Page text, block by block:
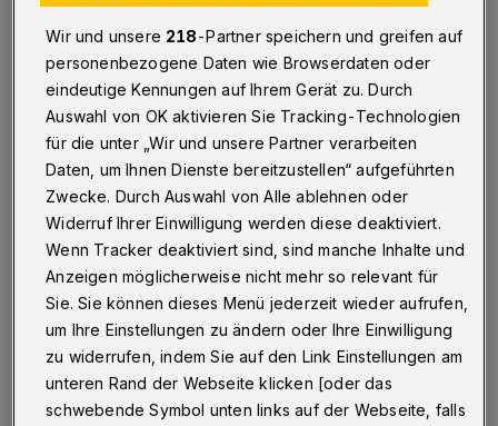
auch dazu, sich zu fragen, ob das, was wir zu
uns nehmen, so sinnvoll ist. „Jetzt kommen
die Lebensmittelchemiker so langsam ins
Spiel, die seit zehn Jahren sagen: Wir müssen
das alles in den Konzepten überdenken. Wir
sollten vielleicht bestimmte Empfehlungen für
bestimmte Altersgruppen geben oder auch
erforschen, was im Alter passiert.“
Zur Aufklärung der Bürgerinnen und Bürger
stellt Bornhorst zunächst fest: „Wir haben in
Deutschland den tollen Fall, dass wir ein
Wir und unsere 218-Partner speichern und greifen auf
personenbezogene Daten wie Browserdaten oder
eindeutige Kennungen auf Ihrem Gerät zu. Durch
Auswahl von OK aktivieren Sie Tracking-Technologien
für die unter „Wir und unsere Partner verarbeiten
Daten, um Ihnen Dienste bereitzustellen“ aufgeführten
Zwecke. Durch Auswahl von Alle ablehnen oder
Widerruf Ihrer Einwilligung werden diese deaktiviert.
Wenn Tracker deaktiviert sind, sind manche Inhalte und
Anzeigen möglicherweise nicht mehr so relevant für
Sie. Sie können dieses Menü jederzeit wieder aufrufen,
um Ihre Einstellungen zu ändern oder Ihre Einwilligung
zu widerrufen, indem Sie auf den Link Einstellungen am
unteren Rand der Webseite klicken [oder das
schwebende Symbol unten links auf der Webseite, falls